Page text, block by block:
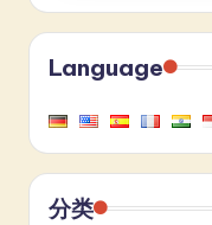
Language
分类